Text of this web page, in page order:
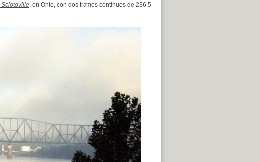
Sciotoville, en Ohio, con dos tramos continuos de 236,5